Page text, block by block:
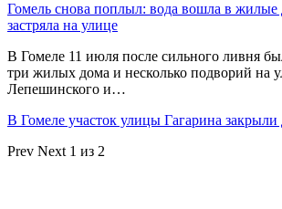
Гомель снова поплыл: вода вошла в жилые
застряла на улице
В Гомеле 11 июля после сильного ливня
три жилых дома и несколько подворий на
Лепешинского и…
В Гомеле участок улицы Гагарина закрыли
Prev Next 1 из 2